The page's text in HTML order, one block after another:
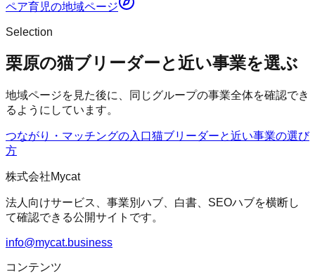
ペア育児の地域ページ
Selection
栗原の猫ブリーダーと近い事業を選ぶ
地域ページを見た後に、同じグループの事業全体を確認でき
るようにしています。
つながり・マッチングの入口猫ブリーダーと近い事業の選び
方
株式会社Mycat
法人向けサービス、事業別ハブ、白書、SEOハブを横断し
て確認できる公開サイトです。
info@mycat.business
コンテンツ